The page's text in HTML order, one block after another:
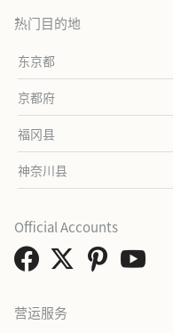
热门目的地
东京都
京都府
福冈县
神奈川县
营运服务
Official Accounts